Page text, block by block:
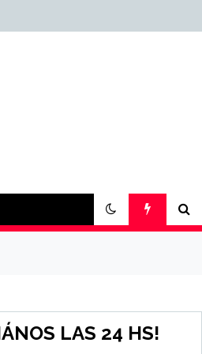
LAS 24 HS!